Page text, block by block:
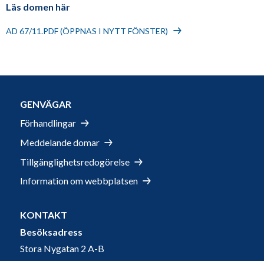
Läs domen här
AD 67/11.PDF (ÖPPNAS I NYTT FÖNSTER)
GENVÄGAR
Förhandlingar
Meddelande domar
Tillgänglighetsredogörelse
Information om webbplatsen
KONTAKT
Besöksadress
Stora Nygatan 2 A-B